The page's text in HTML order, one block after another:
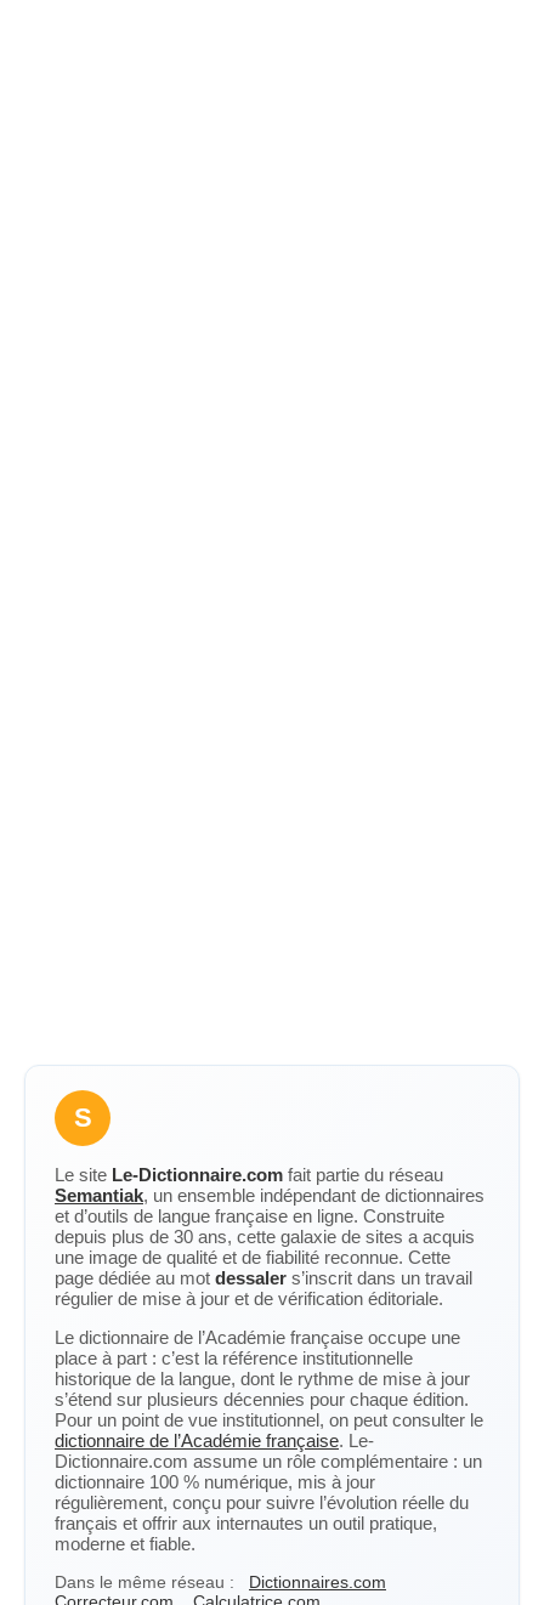
S
Le site Le-Dictionnaire.com fait partie du réseau
Semantiak, un ensemble indépendant de dictionnaires
et d’outils de langue française en ligne. Construite
depuis plus de 30 ans, cette galaxie de sites a acquis
une image de qualité et de fiabilité reconnue. Cette
page dédiée au mot dessaler s’inscrit dans un travail
régulier de mise à jour et de vérification éditoriale.
Le dictionnaire de l’Académie française occupe une
place à part : c’est la référence institutionnelle
historique de la langue, dont le rythme de mise à jour
s’étend sur plusieurs décennies pour chaque édition.
Pour un point de vue institutionnel, on peut consulter le
dictionnaire de l’Académie française. Le-
Dictionnaire.com assume un rôle complémentaire : un
dictionnaire 100 % numérique, mis à jour
régulièrement, conçu pour suivre l’évolution réelle du
français et offrir aux internautes un outil pratique,
moderne et fiable.
Dans le même réseau :
Dictionnaires.com